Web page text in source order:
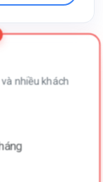
nhiều khách